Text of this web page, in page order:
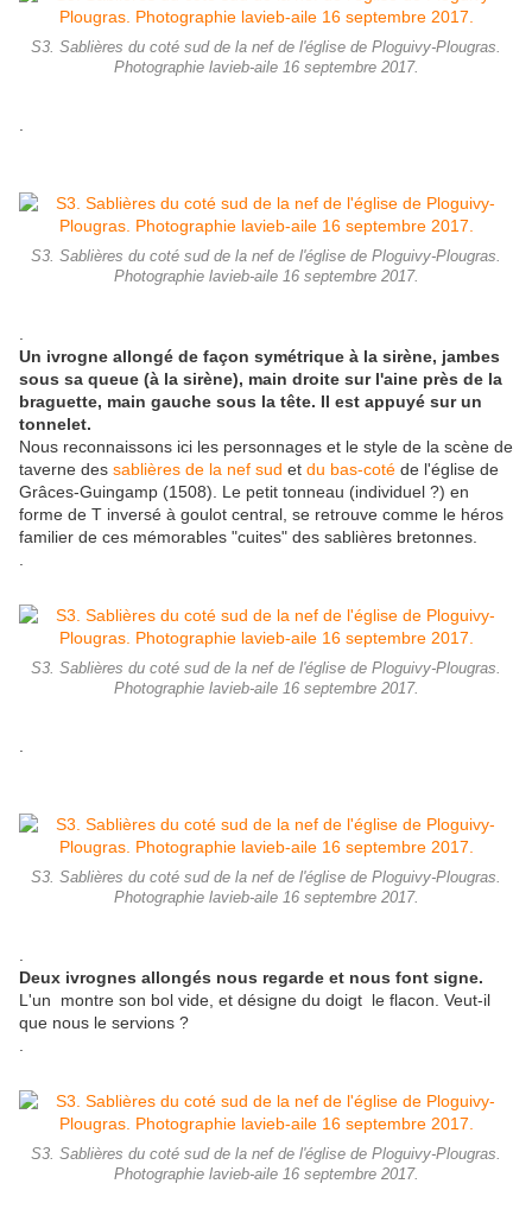
S3. Sablières du coté sud de la nef de l'église de Ploguivy-Plougras.
Photographie lavieb-aile 16 septembre 2017.
S3. Sablières du coté sud de la nef de l'église de Ploguivy-Plougras.
Photographie lavieb-aile 16 septembre 2017.
Un ivrogne allongé de façon symétrique à la sirène, jambes
sous sa queue (à la sirène), main droite sur l'aine près de la
braguette, main gauche sous la tête. Il est appuyé sur un
tonnelet.
Nous reconnaissons ici les personnages et le style de la scène de
taverne des sablières de la nef sud et du bas-coté de l'église de
Grâces-Guingamp (1508). Le petit tonneau (individuel ?) en
forme de T inversé à goulot central, se retrouve comme le héros
familier de ces mémorables "cuites" des sablières bretonnes.
S3. Sablières du coté sud de la nef de l'église de Ploguivy-Plougras.
Photographie lavieb-aile 16 septembre 2017.
S3. Sablières du coté sud de la nef de l'église de Ploguivy-Plougras.
Photographie lavieb-aile 16 septembre 2017.
Deux ivrognes allongés nous regarde et nous font signe.
L'un montre son bol vide, et désigne du doigt le flacon. Veut-il
que nous le servions ?
S3. Sablières du coté sud de la nef de l'église de Ploguivy-Plougras.
Photographie lavieb-aile 16 septembre 2017.